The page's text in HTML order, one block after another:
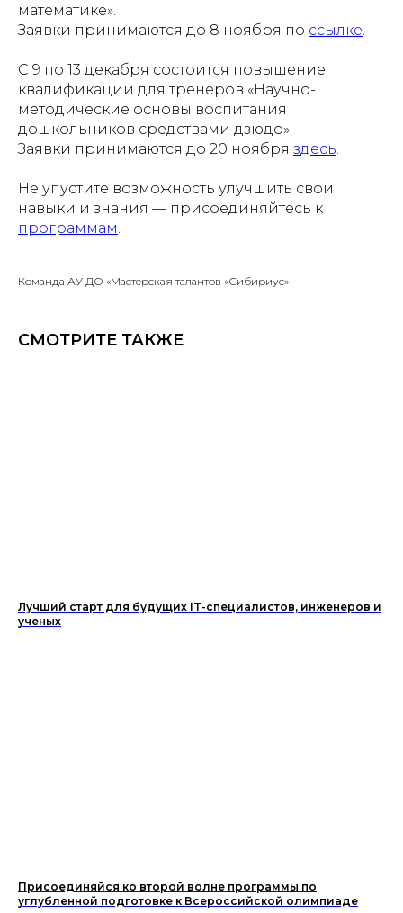
математике».
Заявки принимаются до 8 ноября по ссылке
С 9 по 13 декабря состоится повышение
квалификации для тренеров «Научно-
методические основы воспитания
дошкольников средствами дзюдо».
Заявки принимаются до 20 ноября здесь
Не упустите возможность улучшить свои
навыки и знания — присоединяйтесь к
программам
Команда АУ ДО «Мастерская талантов «Сибириус»
СМОТРИТЕ ТАКЖЕ
Лучший старт для будущих IT-специалистов, инженеров и
ученых
Присоединяйся ко второй волне программы по
углубленной подготовке к Всероссийской олимпиаде